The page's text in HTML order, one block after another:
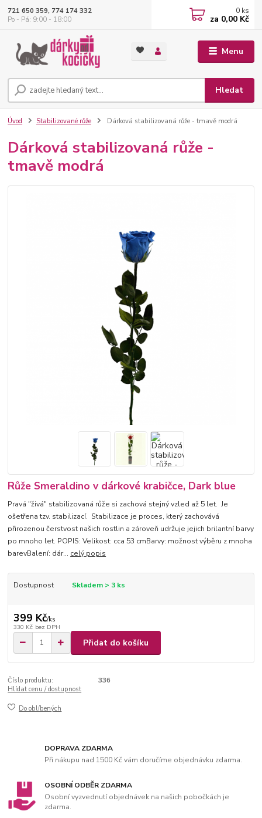
Menu
Hledat
721 650 359, 774 174 332
Po - Pá: 9:00 - 18:00
0 ks
za 0,00 Kč
Úvod Stabilizované růže Dárková stabilizovaná růže - tmavě modrá
Dárková stabilizovaná růže -
tmavě modrá
Růže Smeraldino v dárkové krabičce, Dark blue
Pravá "živá" stabilizovaná růže si zachová stejný vzled až 5 let. Je
ošetřena tzv. stabilizací. Stabilizace je proces, který zachovává
přirozenou čerstvost našich rostlin a zároveň udržuje jejich brilantní barvy
po mnoho let. POPIS: Velikost: cca 53 cmBarvy: možnost výběru z mnoha
barevBalení: dár... celý popis
Dostupnost Skladem > 3 ks
399 Kč/ks
330 Kč bez DPH
Přidat do košíku
Číslo produktu:
336
Hlídat cenu / dostupnost
Do oblíbených
DOPRAVA ZDARMA
Při nákupu nad 1500 Kč vám doručíme objednávku zdarma.
OSOBNÍ ODBĚR ZDARMA
Osobní vyzvednutí objednávek na našich pobočkách je
zdarma.